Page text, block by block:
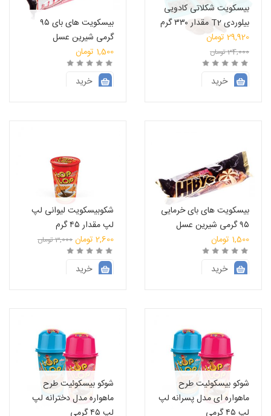
بیسکویت شکلاتی کادویی
بیلوردی T2 مقدار ۳۳۰ گرم
قیمت
اصلی:
34,000 تومان
بود.
29,920 تومان
قیمت
فعلی:
29,920 تومان.
34,000تومان
خرید
بیسکویت های بای ۹۵
گرمی شیرین عسل
1,500 تومان
خرید
بیسکویت های بای خرمایی
۹۵ گرمی شیرین عسل
1,500 تومان
خرید
شکوبیسکویت لیوانی لپ
لپ مقدار ۴۵ گرم
قیمت
اصلی:
3,000 تومان
2,600 تومان
قیمت
فعلی:
3,000تومان
خرید
شوکو بیسکوئیت طرح
ماهواره ای مدل پسرانه لپ
شوکو بیسکوئیت طرح
ماهواره مدل دخترانه لپ